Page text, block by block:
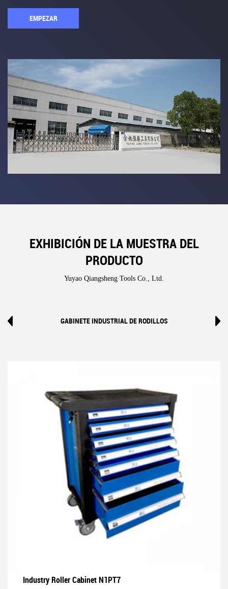
EMPEZAR
EXHIBICIÓN DE LA MUESTRA DEL
PRODUCTO
Yuyao Qiangsheng Tools Co., Ltd.
GABINETE INDUSTRIAL DE RODILLOS
Industry Roller Cabinet N1PT7